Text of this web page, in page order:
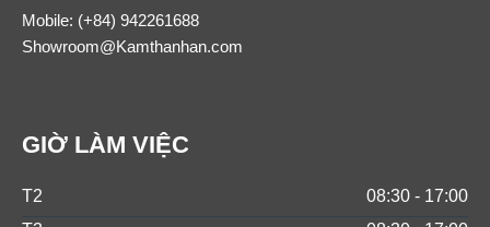
Mobile: (+84) 942261688
Showroom@Kamthanhan.com
GIỜ LÀM VIỆC
T2
08:30 - 17:00